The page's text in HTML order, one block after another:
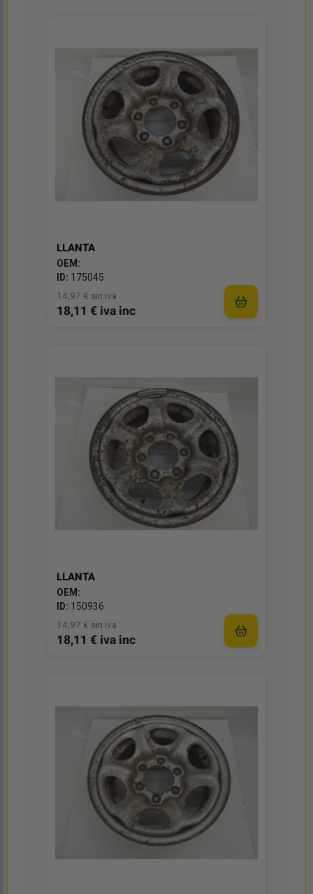
LLANTA
OEM:
ID: 175045
14,97 € sin iva
18,11 € iva inc
LLANTA
OEM:
ID: 150936
14,97 € sin iva
18,11 € iva inc